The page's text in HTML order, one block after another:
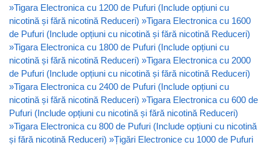
»Tigara Electronica cu 1200 de Pufuri (Include opțiuni cu
nicotină și fără nicotină Reduceri) »Tigara Electronica cu 1600
de Pufuri (Include opțiuni cu nicotină și fără nicotină Reduceri)
»Tigara Electronica cu 1800 de Pufuri (Include opțiuni cu
nicotină și fără nicotină Reduceri) »Tigara Electronica cu 2000
de Pufuri (Include opțiuni cu nicotină și fără nicotină Reduceri)
»Tigara Electronica cu 2400 de Pufuri (Include opțiuni cu
nicotină și fără nicotină Reduceri) »Tigara Electronica cu 600 de
Pufuri (Include opțiuni cu nicotină și fără nicotină Reduceri)
»Tigara Electronica cu 800 de Pufuri (Include opțiuni cu nicotină
și fără nicotină Reduceri) »Țigări Electronice cu 1000 de Pufuri